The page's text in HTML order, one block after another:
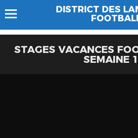
DISTRICT DES
STAGES VACANCES
SEMAINE 1